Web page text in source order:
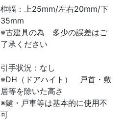
框幅：上25mm/左右20mm/下
35mm
※古建具の為 多少の誤差はご
了承ください
引手状況：なし
※DH（ドアハイト） 戸首・敷
居等を除いた高さ
※鍵・戸車等は基本的に使用不
可